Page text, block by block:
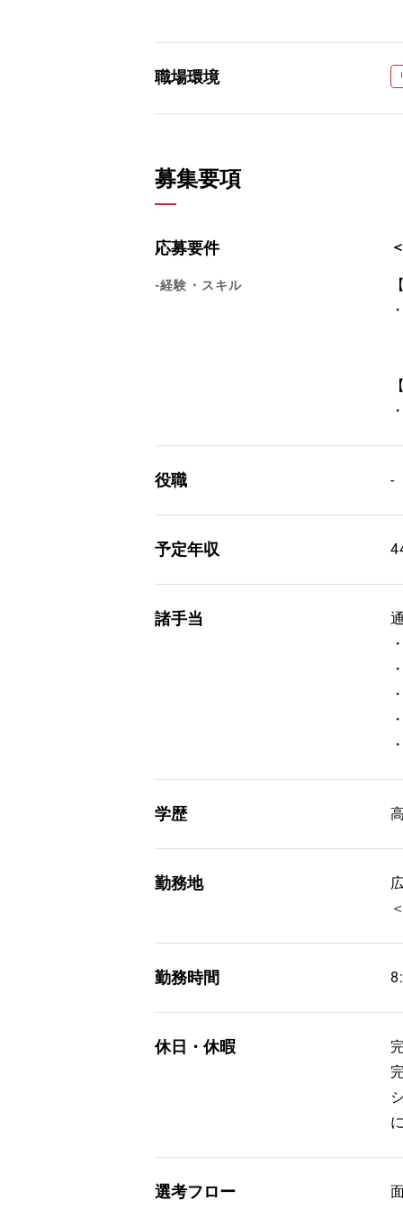
職場環境
募集要項
応募要件
-経験・スキル
役職 -
予定年収
諸手当
学歴
勤務地
勤務時間
休日・休暇
選考フロー